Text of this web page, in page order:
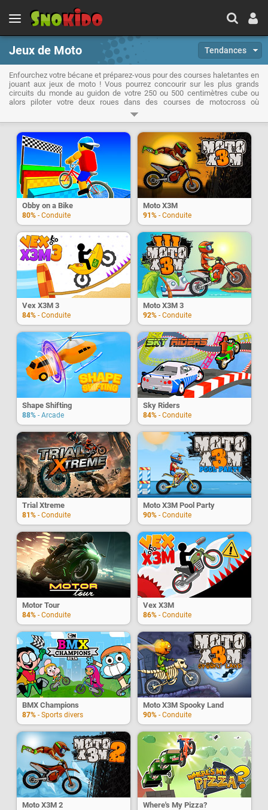
Jeux de Moto Tendances
Enfourchez votre bécane et préparez-vous pour des courses haletantes en
jouant aux jeux de moto ! Vous pourrez concourir sur les plus grands
circuits du monde au guidon de votre 250 ou 500 centimètres cube ou
alors piloter votre deux roues dans des courses de motocross où
dérapage et sauts monstrueux seront de la partie. Les jeux de moto allient
art du pilotage, maîtrise des trajectoires et un brin de folie pour les
Obby on a Bike
80% - Conduite
Moto X3M
91% - Conduite
Vex X3M 3
84% - Conduite
Moto X3M 3
92% - Conduite
Shape Shifting
88% - Arcade
Sky Riders
84% - Conduite
Trial Xtreme
81% - Conduite
Moto X3M Pool Party
90% - Conduite
Motor Tour
84% - Conduite
Vex X3M
86% - Conduite
BMX Champions
87% - Sports divers
Moto X3M Spooky Land
90% - Conduite
Moto X3M 2 Where's My Pizza?